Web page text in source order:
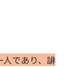
であり、誹